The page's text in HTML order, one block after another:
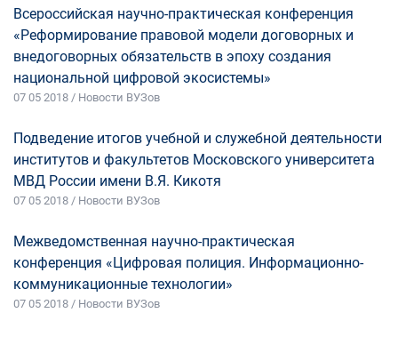
Всероссийская научно-практическая конференция
«Реформирование правовой модели договорных и
внедоговорных обязательств в эпоху создания
национальной цифровой экосистемы»
07 05 2018 / Новости ВУЗов
Подведение итогов учебной и служебной деятельности
институтов и факультетов Московского университета
МВД России имени В.Я. Кикотя
07 05 2018 / Новости ВУЗов
Межведомственная научно-практическая
конференция «Цифровая полиция. Информационно-
коммуникационные технологии»
07 05 2018 / Новости ВУЗов